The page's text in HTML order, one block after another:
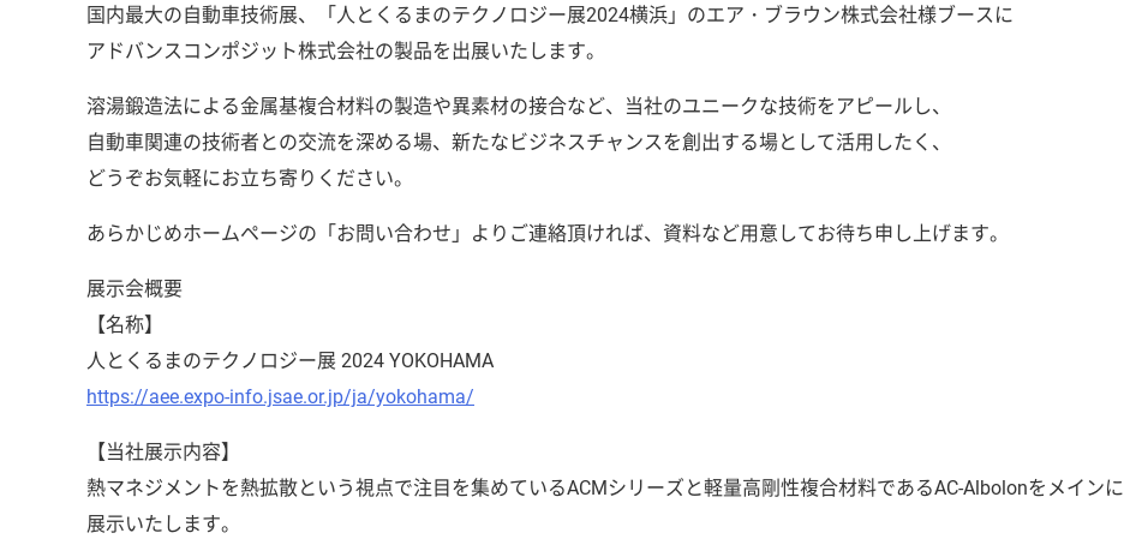
国内最大の自動車技術展、「人とくるまのテクノロジー展2024横浜」のエア・ブラウン株式会社様ブースに
アドバンスコンポジット株式会社の製品を出展いたします。
溶湯鍛造法による金属基複合材料の製造や異素材の接合など、当社のユニークな技術をアピールし、
自動車関連の技術者との交流を深める場、新たなビジネスチャンスを創出する場として活用したく、
どうぞお気軽にお立ち寄りください。
あらかじめホームページの「お問い合わせ」よりご連絡頂ければ、資料など用意してお待ち申し上げます。
展示会概要
【名称】
人とくるまのテクノロジー展 2024 YOKOHAMA
https://aee.expo-info.jsae.or.jp/ja/yokohama/
【当社展示内容】
熱マネジメントを熱拡散という視点で注目を集めているACMシリーズと軽量高剛性複合材料であるAC-Albolonをメインに
展示いたします。